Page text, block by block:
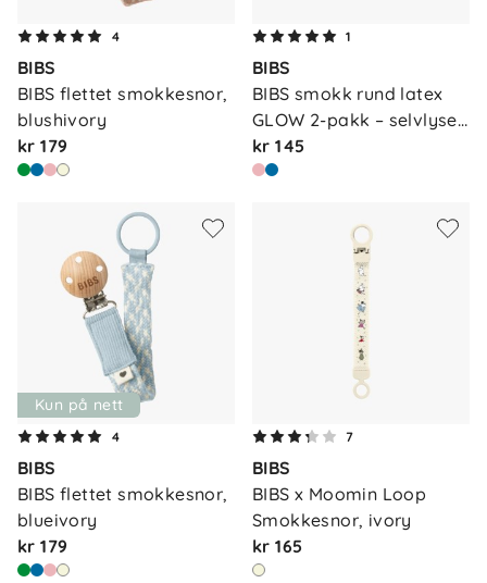
4
BIBS
BIBS flettet smokkesnor,
blushivory
kr 179
1
BIBS
BIBS smokk rund latex
GLOW 2-pakk – selvlyse…
kr 145
Kun på nett
4
BIBS
BIBS flettet smokkesnor,
blueivory
kr 179
7
BIBS
BIBS x Moomin Loop
Smokkesnor, ivory
kr 165